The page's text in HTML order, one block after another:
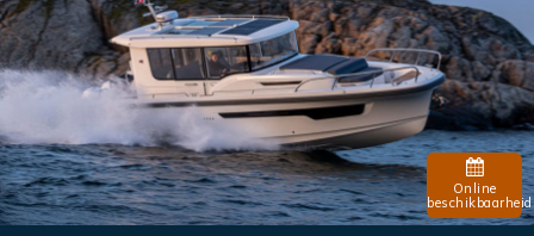
Online
beschikbaarheid